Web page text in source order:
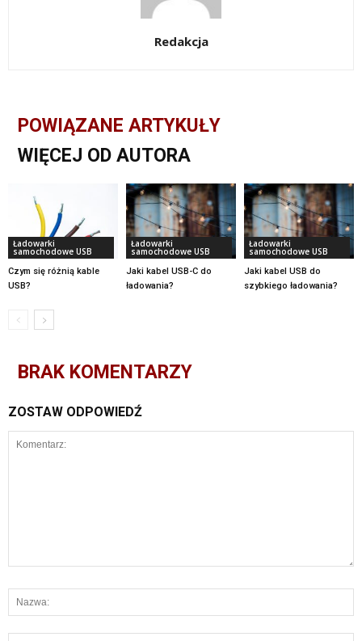
Redakcja
POWIĄZANE ARTYKUŁY
WIĘCEJ OD AUTORA
Ładowarki
samochodowe USB
Czym się różnią kable
USB?
Ładowarki
samochodowe USB
Jaki kabel USB-C do
ładowania?
Ładowarki
samochodowe USB
Jaki kabel USB do
szybkiego ładowania?
BRAK KOMENTARZY
ZOSTAW ODPOWIEDŹ